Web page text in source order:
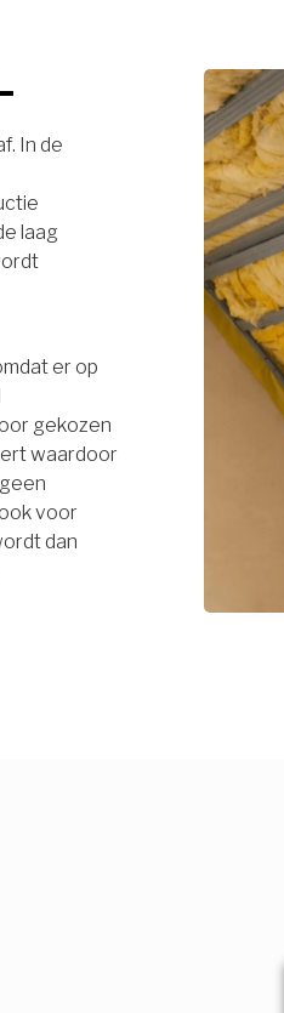
In de
laag
er op
gekozen
waardoor
voor
dan